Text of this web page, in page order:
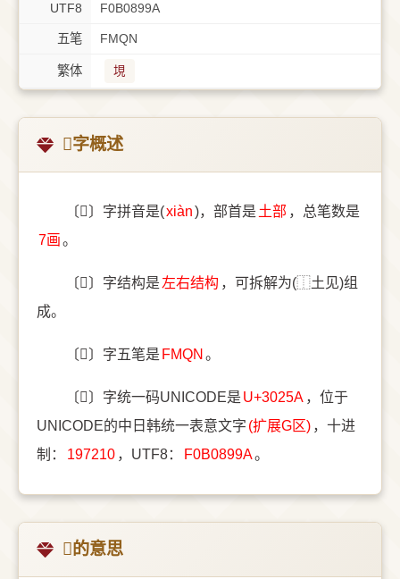
UTF8 F0B0899A
五笔 FMQN
繁体 垷
𰉚字概述
〔𰉚〕字拼音是(xiàn)，部首是 ⼟部 ，总笔数是
7画。
〔𰉚〕字结构是 左右结构 ，可拆解为(⿰土见)组
成。
〔𰉚〕字五笔是 FMQN 。
〔𰉚〕字统一码UNICODE是 U+3025A ，位于
UNICODE的中日韩统一表意文字 (扩展G区) ，十进
制：
197210 ，UTF8： F0B0899A。
𰉚的意思